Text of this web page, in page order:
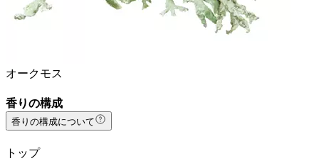
オークモス
香りの構成
香りの構成について
トップ